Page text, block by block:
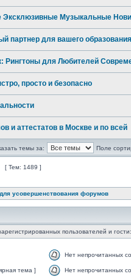
Эксклюзивные Музыкальные
партнер для вашего образования
Рингтоны для Любителей
просто и безопасно
и аттестатов в Москве и по всей
темы за: Поле
[ Тем: 1489 ]
усовершенствования форумов
пользователей и
Нет непрочитанных
тема ] Нет непрочитанных